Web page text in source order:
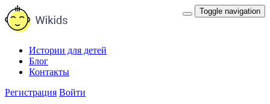
Toggle navigation
Истории для детей
Блог
Контакты
Регистрация Войти